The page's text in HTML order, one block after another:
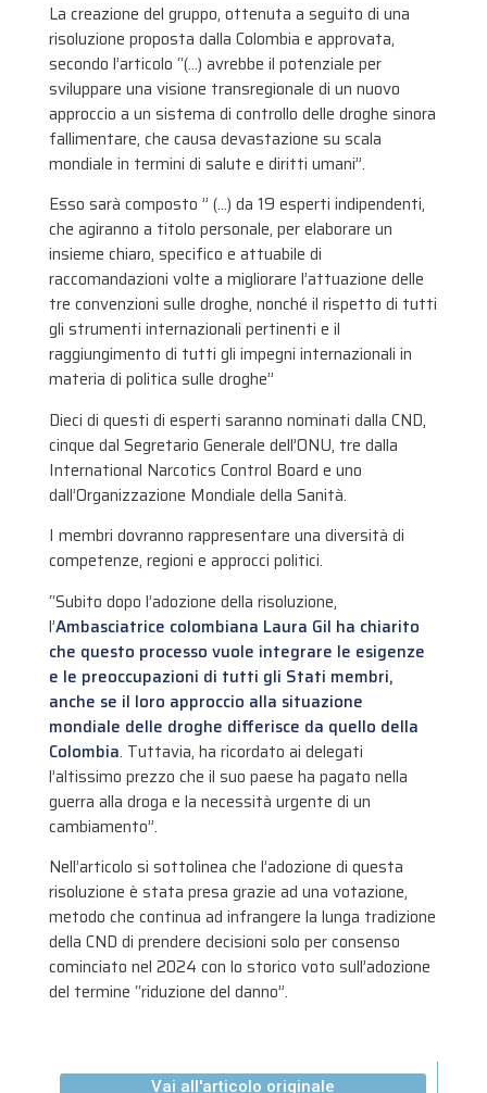
La creazione del gruppo, ottenuta a seguito di una
risoluzione proposta dalla Colombia e approvata,
secondo l’articolo “(…) avrebbe il potenziale per
sviluppare una visione transregionale di un nuovo
approccio a un sistema di controllo delle droghe sinora
fallimentare, che causa devastazione su scala
mondiale in termini di salute e diritti umani”.
Esso sarà composto ” (…) da 19 esperti indipendenti,
che agiranno a titolo personale, per elaborare un
insieme chiaro, specifico e attuabile di
raccomandazioni volte a migliorare l’attuazione delle
tre convenzioni sulle droghe, nonché il rispetto di tutti
gli strumenti internazionali pertinenti e il
raggiungimento di tutti gli impegni internazionali in
materia di politica sulle droghe”
Dieci di questi di esperti saranno nominati dalla CND,
cinque dal Segretario Generale dell’ONU, tre dalla
International Narcotics Control Board e uno
dall’Organizzazione Mondiale della Sanità.
I membri dovranno rappresentare una diversità di
competenze, regioni e approcci politici.
“Subito dopo l’adozione della risoluzione,
l’Ambasciatrice colombiana Laura Gil ha chiarito
che questo processo vuole integrare le esigenze
e le preoccupazioni di tutti gli Stati membri,
anche se il loro approccio alla situazione
mondiale delle droghe differisce da quello della
Colombia. Tuttavia, ha ricordato ai delegati
l’altissimo prezzo che il suo paese ha pagato nella
guerra alla droga e la necessità urgente di un
cambiamento”.
Nell’articolo si sottolinea che l’adozione di questa
risoluzione è stata presa grazie ad una votazione,
metodo che continua ad infrangere la lunga tradizione
della CND di prendere decisioni solo per consenso
cominciato nel 2024 con lo storico voto sull’adozione
del termine “riduzione del danno”.
Vai all'articolo originale